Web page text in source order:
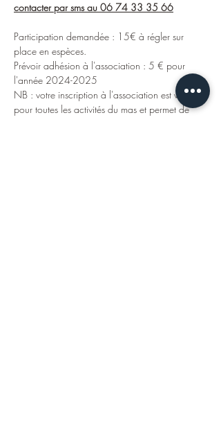
contacter par sms au 06 74 33 35 66
Participation demandée : 15€ à régler sur
place en espèces.
Prévoir adhésion à l'association : 5 € pour
l'année 2024-2025
NB : votre inscription à l'association est valable
pour toutes les activités du mas et permet de